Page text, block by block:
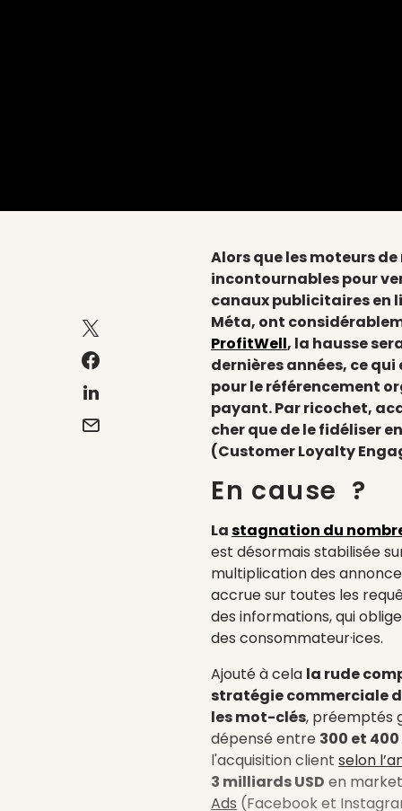
Alors que les moteurs
incontournables pour
canaux publicitaires en
Méta, ont
ProfitWell, la hausse
dernières années, ce
pour le référencement
payant. Par ricochet,
cher que de le fidéliser
(Customer Loyalty
En cause ?
Lastagnation du
est désormais stabilisée
multiplication des
accrue sur toutes les
des informations, qui
des consommateur·ices.
Ajouté à cela la rude
stratégie commerciale
les mot-clés, préemptés
dépensé entre 300 et
l'acquisition clientselon
3 milliards USD en
Ads (Facebook et